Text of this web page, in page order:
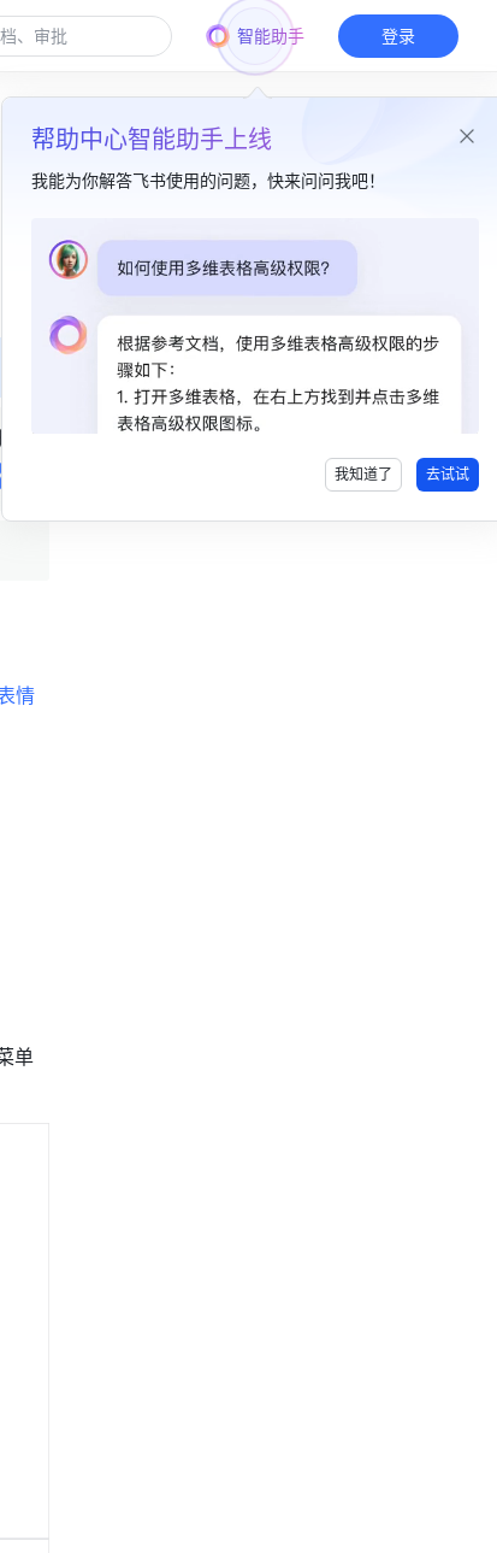
智能助手
帮助中心智能助手上线
我能为你解答飞书使用的问题，快来问问我吧！
我知道了 去试试
登录
情
单
本篇目录
二、表情包制作原则 ​
2.1 表情包图片素材规范​